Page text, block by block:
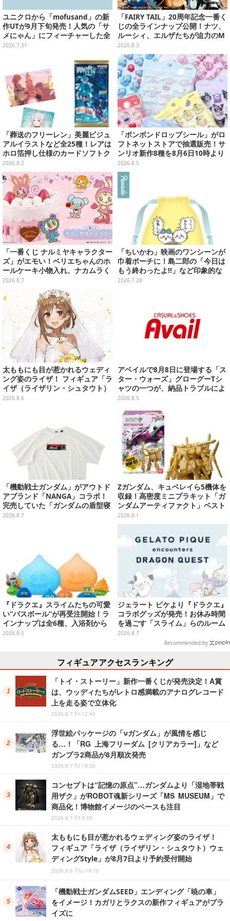
ユニクロから「mofusand」の新
作UTが9月下旬発売！人気の「サ
メにゃん」にフィーチャーした全
4種類
2026.7.31
「FAIRY TAIL」20周年記念一番く
じの全ラインナップ公開！ナツ、
ルーシィ、エルザたちが迫力のM
ASTERLISEで初登場
2026.8.3
「葬送のフリーレン」美麗ビジュ
アルイラストなど全25種！レアは
ホロ箔押し仕様のカードソフトク
ッキー
2026.8.2
「ボンボンドロップシール」がロ
フトネットストアで抽選販売！サ
ンリオ新作8種を8月6日10時より
受付開始
2026.8.5
「一番くじ ナルミヤキャラクター
ズ」がエモい！ベリエちゃんのホ
ールケーキ小物入れ、ナカムラく
んのマスコットなどがズラリ
2026.8.7
「ちいかわ」映画のワンシーンが
巾着ポーチに！島二郎の「今日は
もう終わったよ!!」など印象的な
全6種がカプセルトイにて発売
2026.7.28
太ももにも目が惹かれるウェディ
ング姿のライザ！ フィギュア「ラ
イザ（ライザリン・シュタウト）
ウェディングStyle」が8月7日よ
2026.8.6
アベイルで8月8日に登場する「ス
ター・ウォーズ」グローグーTシ
ャツの一つが、納品トラブルによ
り販売日変更へ
2026.8.5
「機動戦士ガンダム」がアウトド
アブランド「NANGA」コラボ！
完売していた「ガンダムの盾型寝
袋」も2次受注開始
2026.8.7
Zガンダム、キュベレイら5機体を
収録！高密度ミニプラキット「ガ
ンダムアーティファクト」ベスト
セレクションが10月発売
2026.8.1
『ドラクエ』スライムたちの可愛
い“バスボール”が再受注開始！ラ
インナップは全6種、入浴剤から
モンスターのフィギュアが出てく
2026.8.5
ジェラート ピケより『ドラクエ』
コラボグッズが発売！お休み時間
を過ごす「スライム」らのルーム
ウェア、雑貨など多数ラインナッ
2026.8.7
Recommended by
フィギュアアクセスランキング
「トイ・ストーリー」新作一番くじが発売決定！A賞
は、ウッディたちがレトロ感満載のアナログレコード
上を走る姿で立体化
2026.8.7 Fri 12:40
浮世絵パッケージの「νガンダム」が風情を感じ
る…！「RG 上海フリーダム [クリアカラー]」など
ガンプラ2商品が8月順次発売
2026.8.7 Fri 19:30
コンセプトは“記憶の原点”…ガンダムより「湿地帯戦
用ザク」がROBOT魂新シリーズ「MS MUSEUM」で
商品化！博物館イメージのベースも注目
2026.8.7 Fri 9:45
太ももにも目が惹かれるウェディング姿のライザ！
フィギュア「ライザ（ライザリン・シュタウト）ウェ
ディングStyle」が8月7日より予約受付開始
2026.8.6 Thu 19:15
「機動戦士ガンダムSEED」エンディング「暁の車」
をイメージ！カガリとラクスの新作フィギュアがプラ
イズに